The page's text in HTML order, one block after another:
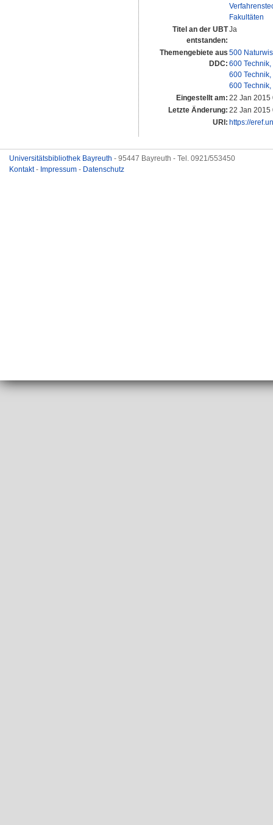
Fakultäten
Titel an der UBT
entstanden:
Ja
Themengebiete aus
DDC:
500
600
600
600
Eingestellt am: 22 Jan 2015
Letzte Änderung: 22 Jan 2015
URI: https://
Universitätsbibliothek Bayreuth - 95447 Bayreuth - Tel. 0921/553450
Kontakt- Impressum - Datenschutz